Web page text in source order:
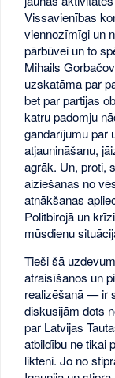
Vissavienības
viennozīmīgi un
pārbūvei un to
Mihails
uzskatāma par
bet par partijas
katru padomju
gandarījumu par
atjaunināšanu,
agrāk. Un, proti,
aiziešanas no
atnākšanas
Politbirojā un
mūsdienu
Tieši šā
atraisīšanos un
realizēšanā — ir
diskusijām dots
par Latvijas
atbildību ne tikai
likteni. Jo no